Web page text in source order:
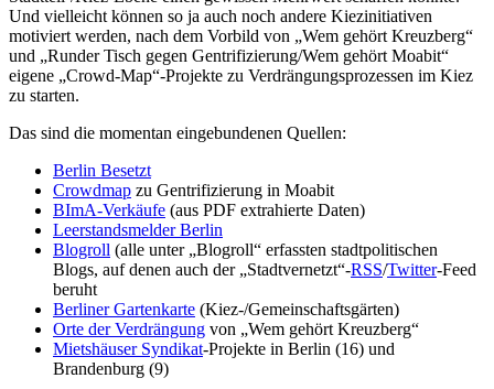
Und vielleicht können so ja auch noch andere Kiezinitiativen
motiviert werden, nach dem Vorbild von „Wem gehört Kreuzberg“
und „Runder Tisch gegen Gentrifizierung/Wem gehört Moabit“
eigene „Crowd-Map“-Projekte zu Verdrängungsprozessen im Kiez
zu starten.
Das sind die momentan eingebundenen Quellen:
Berlin Besetzt
Crowdmap zu Gentrifizierung in Moabit
BImA-Verkäufe (aus PDF extrahierte Daten)
Leerstandsmelder Berlin
Blogroll (alle unter „Blogroll“ erfassten stadtpolitischen
Blogs, auf denen auch der „Stadtvernetzt“-RSS/Twitter-Feed
beruht
Berliner Gartenkarte (Kiez-/Gemeinschaftsgärten)
Orte der Verdrängung von „Wem gehört Kreuzberg“
Mietshäuser Syndikat-Projekte in Berlin (16) und
Brandenburg (9)